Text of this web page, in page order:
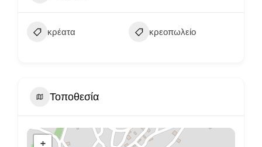
κρέατα κρεοπωλείο
Τοποθεσία
+